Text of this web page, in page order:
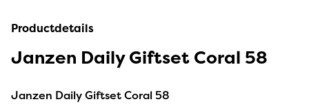
Productdetails
Janzen Daily Giftset Coral 58
Janzen Daily Giftset Coral 58